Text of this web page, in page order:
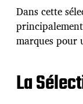
Dans cette
marques pour
La